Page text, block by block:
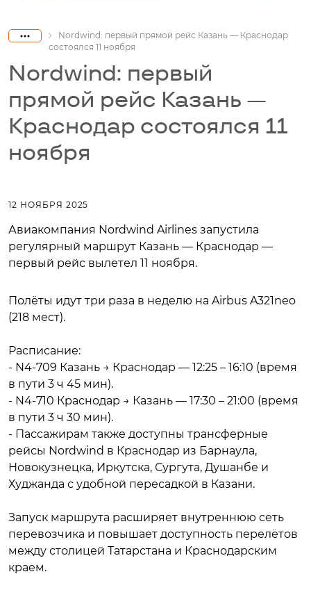
Nordwind: первый прямой рейс Казань — Краснодар
состоялся 11 ноября
Nordwind: первый
прямой рейс Казань —
Краснодар состоялся 11
ноября
12 НОЯБРЯ 2025
Авиакомпания Nordwind Airlines запустила
регулярный маршрут Казань — Краснодар —
первый рейс вылетел 11 ноября.
Полёты идут три раза в неделю на Airbus A321neo
(218 мест).
Расписание:
- N4-709 Казань → Краснодар — 12:25 – 16:10 (время
в пути 3 ч 45 мин).
- N4-710 Краснодар → Казань — 17:30 – 21:00 (время
в пути 3 ч 30 мин).
- Пассажирам также доступны трансферные
рейсы Nordwind в Краснодар из Барнаула,
Новокузнецка, Иркутска, Сургута, Душанбе и
Худжанда с удобной пересадкой в Казани.
Запуск маршрута расширяет внутреннюю сеть
перевозчика и повышает доступность перелётов
между столицей Татарстана и Краснодарским
краем.